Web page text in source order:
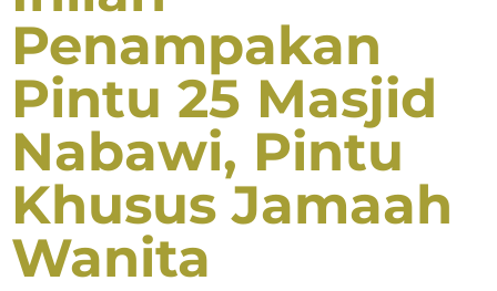
Penampakan
Pintu 25 Masjid
Nabawi, Pintu
Khusus Jamaah
Wanita